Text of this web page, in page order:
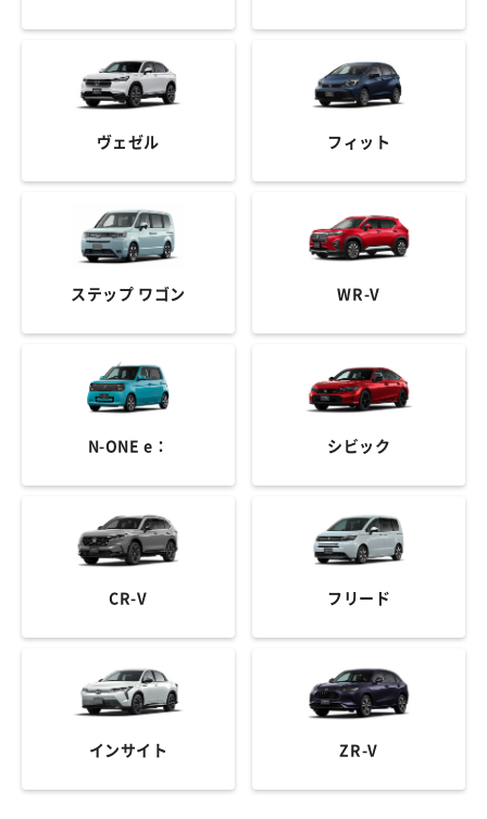
ヴェゼル フィット
ステップ ワゴン WR-V
N-ONE e： シビック
CR-V フリード
インサイト ZR-V